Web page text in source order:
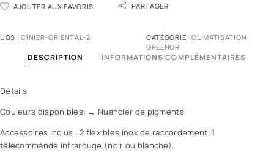
AJOUTER AUX FAVORIS PARTAGER
UGS :CINIER-ORIENTAL-2 CATÉGORIE :CLIMATISATION
GREENOR
DESCRIPTION INFORMATIONS COMPLÉMENTAIRES
Détails
Couleurs disponibles: → Nuancier de pigments
Accessoires inclus : 2 flexibles inox de raccordement, 1
télécommande infrarouge (noir ou blanche).